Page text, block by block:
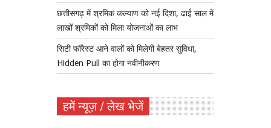
छत्तीसगढ़ में श्रमिक कल्याण को नई दिशा, ढाई साल में
लाखों श्रमिकों को मिला योजनाओं का लाभ
सिटी फॉरेस्ट आने वालों को मिलेगी बेहतर सुविधा,
Hidden Pull का होगा नवीनीकरण
हमें न्यूज़ / लेख भेजें